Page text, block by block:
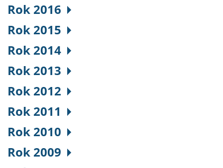
Rok 2016
Rok 2015
Rok 2014
Rok 2013
Rok 2012
Rok 2011
Rok 2010
Rok 2009